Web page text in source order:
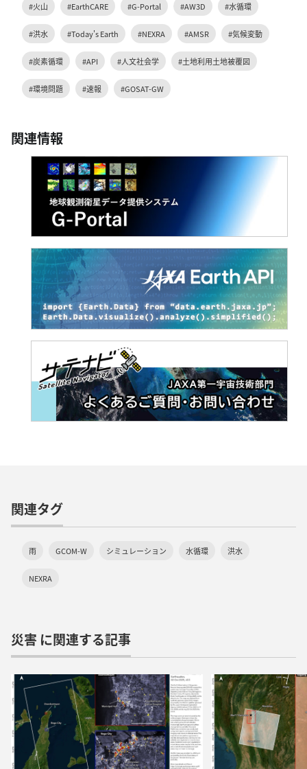
#火山 #EarthCARE #G-Portal #AW3D #水循環
#洪水 #Today's Earth #NEXRA #AMSR #気候変動
#炭素循環 #API #人文社会学 #土地利用土地被覆図
#環境問題 #速報 #GOSAT-GW
関連情報
関連タグ
雨 GCOM-W シミュレーション 水循環 洪水
NEXRA
災害 に関連する記事